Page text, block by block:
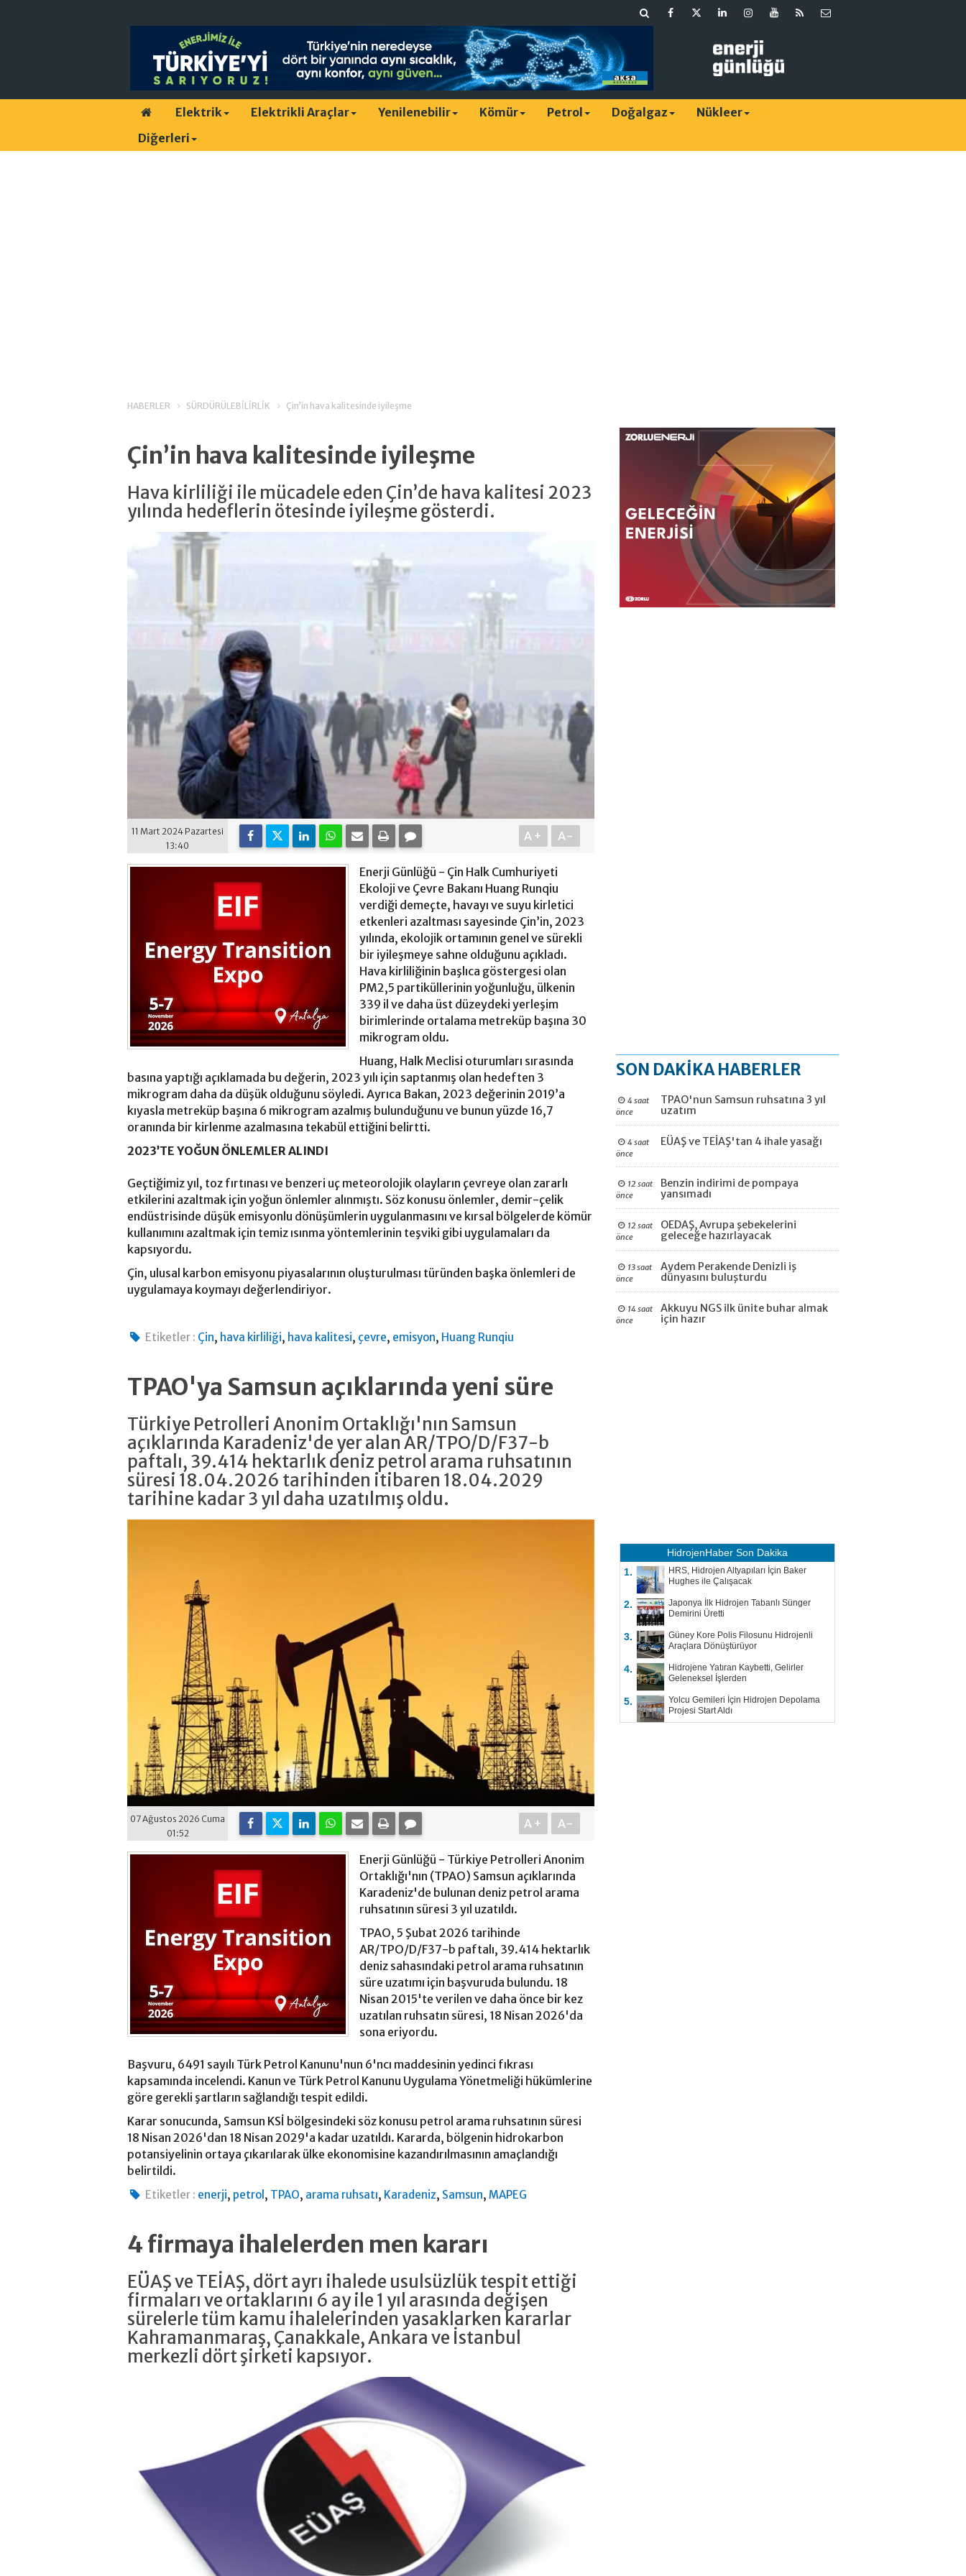
Elektrik Elektrikli Araçlar Yenilenebilir Kömür Petrol Doğalgaz
Nükleer
Diğerleri
HABERLER SÜRDÜRÜLEBİLİRLİK Çin’in hava kalitesinde iyileşme
Çin’in hava kalitesinde iyileşme
Hava kirliliği ile mücadele eden Çin’de hava kalitesi 2023
yılında hedeflerin ötesinde iyileşme gösterdi.
11 Mart 2024 Pazartesi
13:40
A+ A-
Enerji Günlüğü - Çin Halk Cumhuriyeti
Ekoloji ve Çevre Bakanı Huang Runqiu
verdiği demeçte, havayı ve suyu kirletici
etkenleri azaltması sayesinde Çin’in, 2023
yılında, ekolojik ortamının genel ve sürekli
bir iyileşmeye sahne olduğunu açıkladı.
Hava kirliliğinin başlıca göstergesi olan
PM2,5 partiküllerinin yoğunluğu, ülkenin
339 il ve daha üst düzeydeki yerleşim
birimlerinde ortalama metreküp başına 30
mikrogram oldu.
Huang, Halk Meclisi oturumları sırasında
basına yaptığı açıklamada bu değerin, 2023 yılı için saptanmış olan hedeften 3
mikrogram daha da düşük olduğunu söyledi. Ayrıca Bakan, 2023 değerinin 2019’a
kıyasla metreküp başına 6 mikrogram azalmış bulunduğunu ve bunun yüzde 16,7
oranında bir kirlenme azalmasına tekabül ettiğini belirtti.
2023’TE YOĞUN ÖNLEMLER ALINDI
Geçtiğimiz yıl, toz fırtınası ve benzeri uç meteorolojik olayların çevreye olan zararlı
etkilerini azaltmak için yoğun önlemler alınmıştı. Söz konusu önlemler, demir-çelik
endüstrisinde düşük emisyonlu dönüşümlerin uygulanmasını ve kırsal bölgelerde kömür
kullanımını azaltmak için temiz ısınma yöntemlerinin teşviki gibi uygulamaları da
kapsıyordu.
Çin, ulusal karbon emisyonu piyasalarının oluşturulması türünden başka önlemleri de
uygulamaya koymayı değerlendiriyor.
Etiketler : Çin, hava kirliliği, hava kalitesi, çevre, emisyon, Huang Runqiu
TPAO'ya Samsun açıklarında yeni süre
Türkiye Petrolleri Anonim Ortaklığı'nın Samsun
açıklarında Karadeniz'de yer alan AR/TPO/D/F37-b
paftalı, 39.414 hektarlık deniz petrol arama ruhsatının
süresi 18.04.2026 tarihinden itibaren 18.04.2029
tarihine kadar 3 yıl daha uzatılmış oldu.
07 Ağustos 2026 Cuma
01:52
A+ A-
Enerji Günlüğü - Türkiye Petrolleri Anonim
Ortaklığı'nın (TPAO) Samsun açıklarında
Karadeniz'de bulunan deniz petrol arama
ruhsatının süresi 3 yıl uzatıldı.
TPAO, 5 Şubat 2026 tarihinde
AR/TPO/D/F37-b paftalı, 39.414 hektarlık
deniz sahasındaki petrol arama ruhsatının
süre uzatımı için başvuruda bulundu. 18
Nisan 2015'te verilen ve daha önce bir kez
uzatılan ruhsatın süresi, 18 Nisan 2026'da
sona eriyordu.
Başvuru, 6491 sayılı Türk Petrol Kanunu'nun 6'ncı maddesinin yedinci fıkrası
kapsamında incelendi. Kanun ve Türk Petrol Kanunu Uygulama Yönetmeliği hükümlerine
göre gerekli şartların sağlandığı tespit edildi.
Karar sonucunda, Samsun KSİ bölgesindeki söz konusu petrol arama ruhsatının süresi
18 Nisan 2026'dan 18 Nisan 2029'a kadar uzatıldı. Kararda, bölgenin hidrokarbon
potansiyelinin ortaya çıkarılarak ülke ekonomisine kazandırılmasının amaçlandığı
belirtildi.
Etiketler : enerji, petrol , TPAO, arama ruhsatı, Karadeniz, Samsun,MAPEG
4 firmaya ihalelerden men kararı
EÜAŞ ve TEİAŞ, dört ayrı ihalede usulsüzlük tespit ettiği
firmaları ve ortaklarını 6 ay ile 1 yıl arasında değişen
sürelerle tüm kamu ihalelerinden yasaklarken kararlar
Kahramanmaraş, Çanakkale, Ankara ve İstanbul
merkezli dört şirketi kapsıyor.
SON DAKİKA HABERLER
4 saat
önce
TPAO'nun Samsun ruhsatına 3 yıl
uzatım
4 saat
önce
EÜAŞ ve TEİAŞ'tan 4 ihale yasağı
12 saat
önce
Benzin indirimi de pompaya
yansımadı
12 saat
önce
OEDAŞ, Avrupa şebekelerini
geleceğe hazırlayacak
13 saat
önce
Aydem Perakende Denizli iş
dünyasını buluşturdu
14 saat
önce
Akkuyu NGS ilk ünite buhar almak
için hazır
HidrojenHaber Son Dakika
1.
HRS, Hidrojen Altyapıları İçin Baker
Hughes ile Çalışacak
2.
Japonya İlk Hidrojen Tabanlı Sünger
Demirini Üretti
3.
Güney Kore Polis Filosunu Hidrojenli
Araçlara Dönüştürüyor
4.
Hidrojene Yatıran Kaybetti, Gelirler
Geleneksel İşlerden
5.
Yolcu Gemileri İçin Hidrojen Depolama
Projesi Start Aldı